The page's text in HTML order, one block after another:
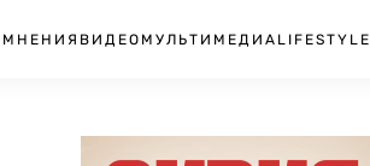
МНЕНИЯ ВИДЕО МУЛЬТИМЕДИА LIFESTYLE